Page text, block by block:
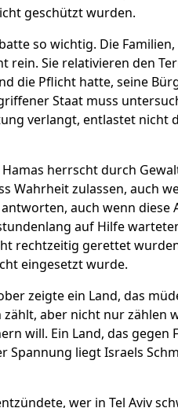
geschützt wurden.
so wichtig. Die
rein. Sie relativieren den
die Pflicht hatte, seine
Staat muss
verlangt, entlastet nicht
herrscht durch
Wahrheit zulassen, auch
auch wenn diese
auf Hilfe
rechtzeitig gerettet
eingesetzt wurde.
zeigte ein Land, das
aber nicht nur zählen
will. Ein Land, das gegen
Spannung liegt Israels
wer in Tel Aviv